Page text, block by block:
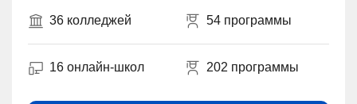
36 колледжей 54 программы
16 онлайн-школ 202 программы